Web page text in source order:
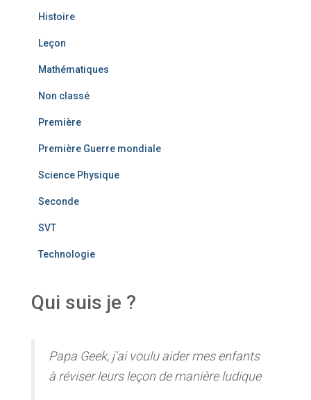
Histoire
Leçon
Mathématiques
Non classé
Première
Première Guerre mondiale
Science Physique
Seconde
SVT
Technologie
Qui suis je ?
Papa Geek, j'ai voulu aider mes enfants
à réviser leurs leçon de manière ludique